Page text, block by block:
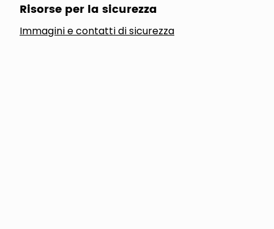
Risorse per la sicurezza
Immagini e contatti di sicurezza